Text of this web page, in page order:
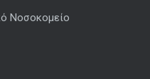
Νοσοκομείο